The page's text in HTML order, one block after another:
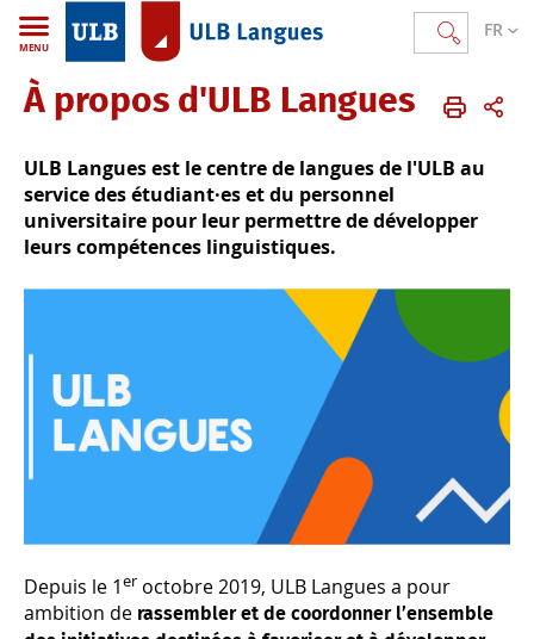
FR
MENU
ULB Langues FR Qui sommes nous?
À propos d'ULB Langues
ULB Langues est le centre de langues de l'ULB au
service des étudiant·es et du personnel
universitaire pour leur permettre de développer
leurs compétences linguistiques.
Depuis le 1er octobre 2019, ULB Langues a pour
ambition de rassembler et de coordonner l’ensemble